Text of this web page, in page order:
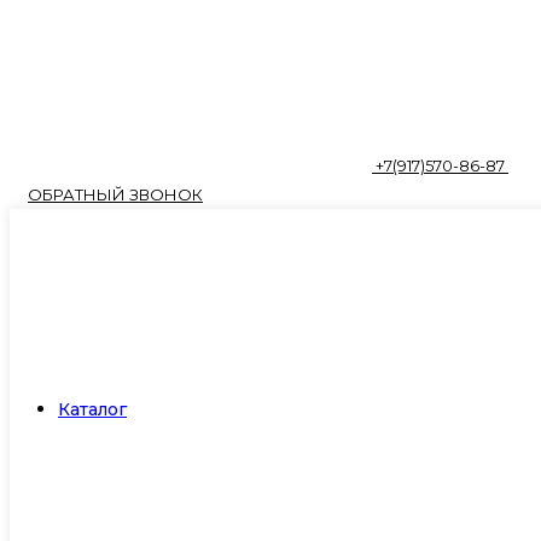
+7(917)570-86-87
ОБРАТНЫЙ ЗВОНОК
Каталог